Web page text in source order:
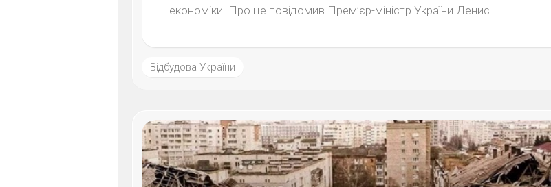
економіки. Про це повідомив Прем’єр-міністр України Денис...
Відбудова України